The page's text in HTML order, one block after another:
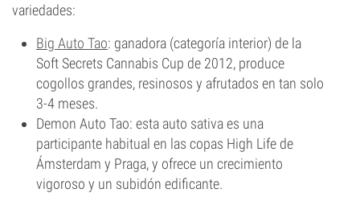
variedades:
Big Auto Tao: ganadora (categoría interior) de la
Soft Secrets Cannabis Cup de 2012, produce
cogollos grandes, resinosos y afrutados en tan solo
3-4 meses.
Demon Auto Tao: esta auto sativa es una
participante habitual en las copas High Life de
Ámsterdam y Praga, y ofrece un crecimiento
vigoroso y un subidón edificante.